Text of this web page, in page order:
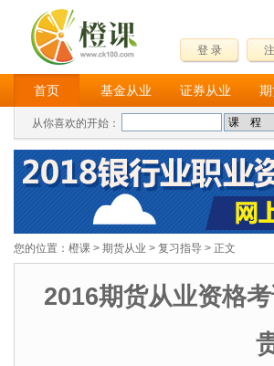
登 录
首页 基金从业 证券从业
从你喜欢的开始：
您的位置： 橙课 > 期货从业 > 复习指导 > 正文
2016期货从业资格